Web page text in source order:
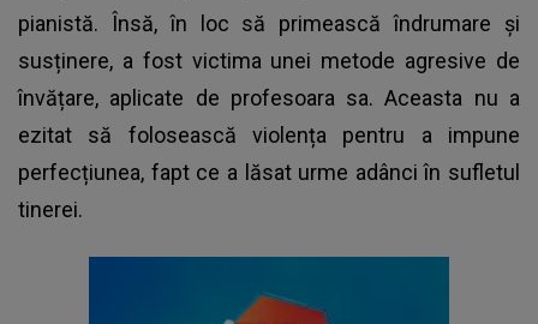
pianistă. Însă, în loc să primească îndrumare și
susținere, a fost victima unei metode agresive de
învățare, aplicate de profesoara sa. Aceasta nu a
ezitat să folosească violența pentru a impune
perfecțiunea, fapt ce a lăsat urme adânci în sufletul
tinerei.